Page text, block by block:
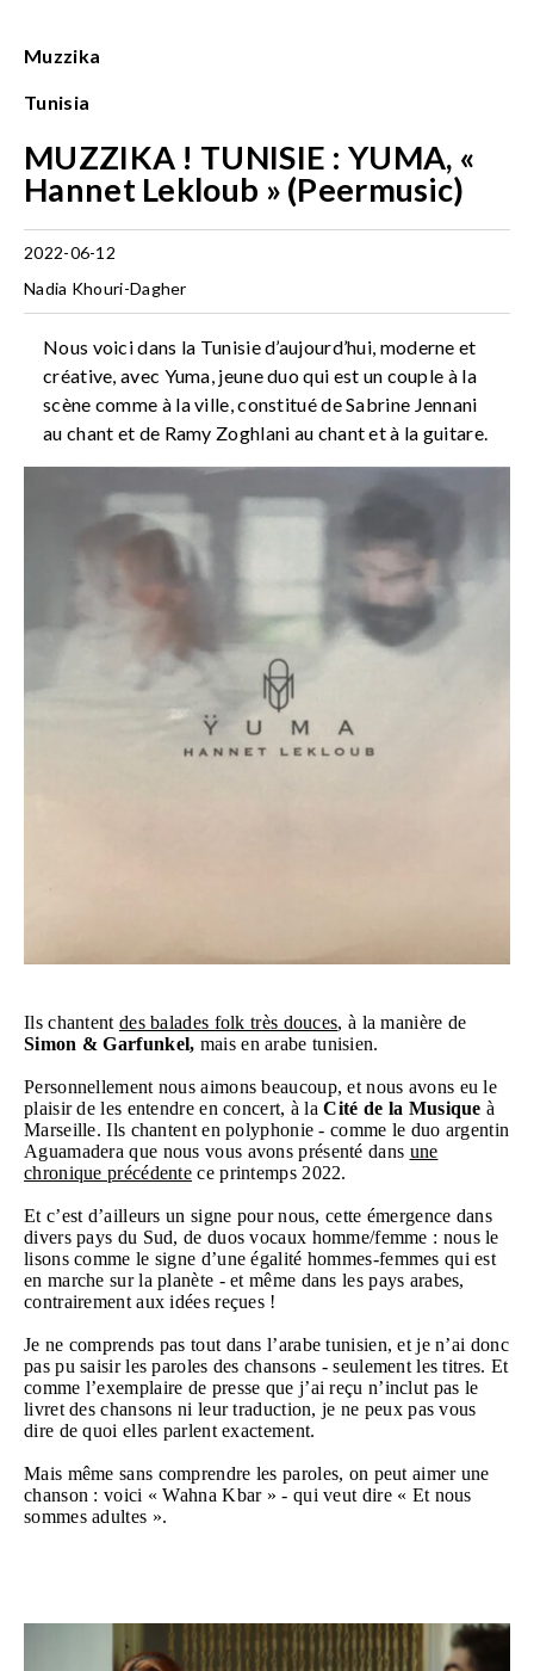
Muzzika
Tunisia
MUZZIKA ! TUNISIE : YUMA, «
Hannet Lekloub » (Peermusic)
2022-06-12
Nadia Khouri-Dagher
Nous voici dans la Tunisie d’aujourd’hui, moderne et
créative, avec Yuma, jeune duo qui est un couple à la
scène comme à la ville, constitué de Sabrine Jennani
au chant et de Ramy Zoghlani au chant et à la guitare.
Ils chantent des balades folk très douces, à la manière de
Simon & Garfunkel, mais en arabe tunisien.
Personnellement nous aimons beaucoup, et nous avons eu le
plaisir de les entendre en concert, à laCité de la Musique à
Marseille. Ils chantent en polyphonie - comme le duo argentin
Aguamadera que nous vous avons présenté dans une
chronique précédente ce printemps 2022.
Et c’est d’ailleurs un signe pour nous, cette émergence dans
divers pays du Sud, de duos vocaux homme/femme : nous le
lisons comme le signe d’une égalité hommes-femmes qui est
en marche sur la planète - et même dans les pays arabes,
contrairement aux idées reçues !
Je ne comprends pas tout dans l’arabe tunisien, et je n’ai donc
pas pu saisir les paroles des chansons - seulement les titres. Et
comme l’exemplaire de presse que j’ai reçu n’inclut pas le
livret des chansons ni leur traduction, je ne peux pas vous
dire de quoi elles parlent exactement.
Mais même sans comprendre les paroles, on peut aimer une
chanson : voici « Wahna Kbar » - qui veut dire « Et nous
sommes adultes ».